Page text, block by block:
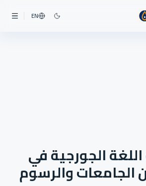
EN
الجورجية في
الجامعات والرسوم